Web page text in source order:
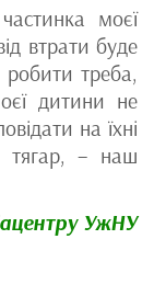
моєї
втрати буде
треба,
дитини не
на їхні
тягар, – наш
УжНУ